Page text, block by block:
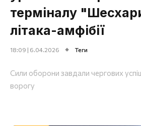
терміналу
літака-амфібії
18:09 | 6.04.2026 Теги
Сили оборони завдали чергових
ворогу